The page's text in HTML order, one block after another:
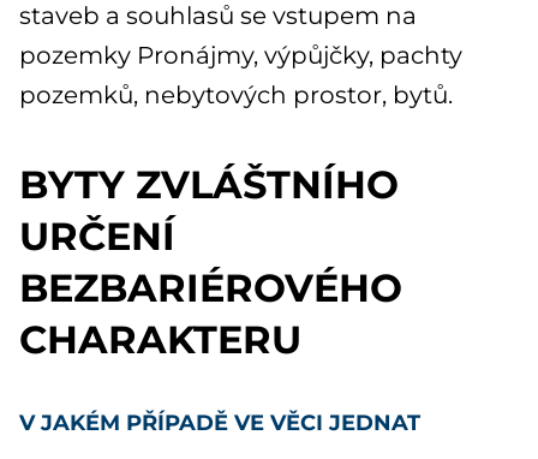
staveb a souhlasů se vstupem na
pozemky Pronájmy, výpůjčky, pachty
pozemků, nebytových prostor, bytů.
BYTY ZVLÁŠTNÍHO
URČENÍ
BEZBARIÉROVÉHO
CHARAKTERU
V JAKÉM PŘÍPADĚ VE VĚCI JEDNAT